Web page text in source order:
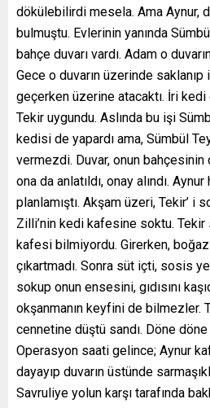
dökülebilirdi mesela. Ama Aynur,
bulmuştu. Evlerinin yanında
bahçe duvarı vardı. Adam o
Gece o duvarın üzerinde
geçerken üzerine atacaktı. İri
Tekir uygundu. Aslında bu işi
kedisi de yapardı ama, Sümbül
vermezdi. Duvar, onun bahçesinin
ona da anlatıldı, onay alındı.
planlamıştı. Akşam üzeri, Tekir’ i
Zilli’nin kedi kafesine soktu.
kafesi bilmiyordu. Girerken,
çıkartmadı. Sonra süt içti, sosis
sokup onun ensesini, gıdısını
okşanmanın keyfini de bilmezler.
cennetine düştü sandı. Döne döne
Operasyon saati gelince; Aynur
dayayıp duvarın üstünde
Savruliye yolun karşı tarafında